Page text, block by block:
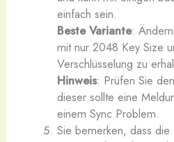
einfach sein.
Beste Variante:
mit nur 2048 Key Size
Verschlüsselung zu
Hinweis: Prüfen Sie
dieser sollte eine
einem Sync Problem.
Sie bemerken, dass